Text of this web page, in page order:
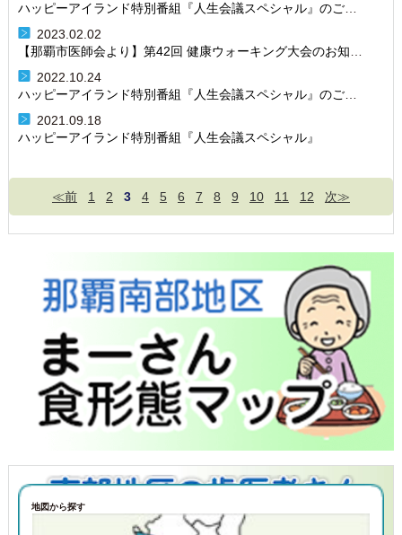
ハッピーアイランド特別番組『人生会議スペシャル』のご案内【那覇市在宅医療・介護連携支援センター ちゅいしーじー那覇】
2023.02.02
【那覇市医師会より】第42回 健康ウォーキング大会のお知らせ
2022.10.24
ハッピーアイランド特別番組『人生会議スペシャル』のご案内【那覇市在宅医療・介護連携支援センター ちゅいしーじー那覇】
2021.09.18
ハッピーアイランド特別番組『人生会議スペシャル』
≪前 1 2 3 4 5 6 7 8 9 10 11 12 次≫
地図から探す